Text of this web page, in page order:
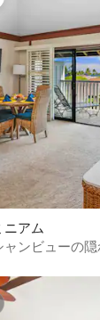
アム
ンビューの